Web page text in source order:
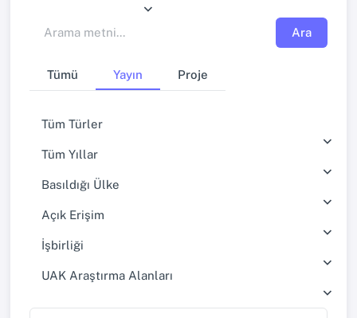
Ara
Tümü Yayın Proje
Tüm Türler
Tüm Yıllar
Basıldığı Ülke
Açık Erişim
İşbirliği
UAK Araştırma Alanları